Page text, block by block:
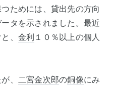
ためには、貸出先の方向
タを示されました。最近
、 金利 １０％以上の個人
、 二宮金次郎の銅像にみ